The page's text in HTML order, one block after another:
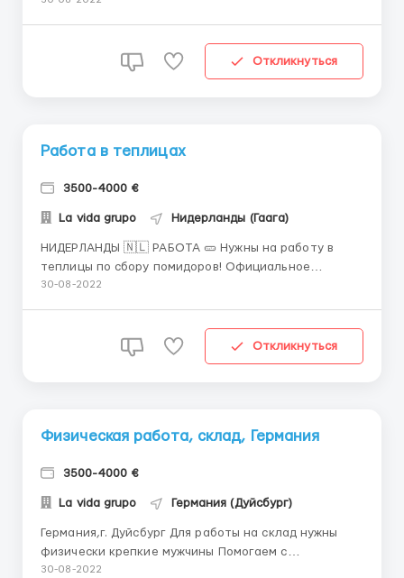
количество отработанных часов в неделю ).
Выплаты еженедельно. Первая...
Откликнуться
Работа в теплицах
3500-4000 €
La vida grupo Нидерланды (Гаага)
НИДЕРЛАНДЫ 🇳🇱 РАБОТА 🥒 Нужны на работу в
теплицы по сбору помидоров! Официальное
трудоустройство. ОБЯЗАТЕЛЬНО : биометрический
согласуем) Оплата: БРУТТО: 14,5€/ час
Официальное трудоустройс...
30-08-2022
Откликнуться
Физическая работа, склад, Германия
3500-4000 €
La vida grupo Германия (Дуйсбург)
Германия,г. Дуйсбург Для работы на склад нужны
физически крепкие мужчины Помогаем с
оформлением 24 параграфа Обязаногсти:
30-08-2022